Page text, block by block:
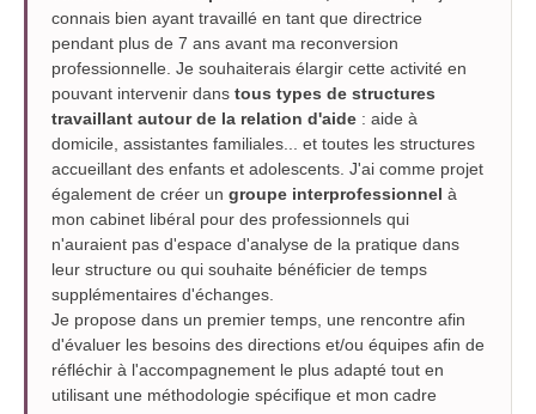
connais bien ayant travaillé en tant que directrice
pendant plus de 7 ans avant ma reconversion
professionnelle. Je souhaiterais élargir cette activité en
pouvant intervenir dans tous types de structures
travaillant autour de la relation d'aide : aide à
domicile, assistantes familiales... et toutes les structures
accueillant des enfants et adolescents. J'ai comme projet
également de créer un groupe interprofessionnel à
mon cabinet libéral pour des professionnels qui
n'auraient pas d'espace d'analyse de la pratique dans
leur structure ou qui souhaite bénéficier de temps
supplémentaires d'échanges.
Je propose dans un premier temps, une rencontre afin
d'évaluer les besoins des directions et/ou équipes afin de
réfléchir à l'accompagnement le plus adapté tout en
utilisant une méthodologie spécifique et mon cadre